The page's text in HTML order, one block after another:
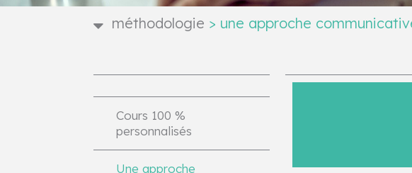
méthodologie > une approche
Cours 100 %
personnalisés
Une approche